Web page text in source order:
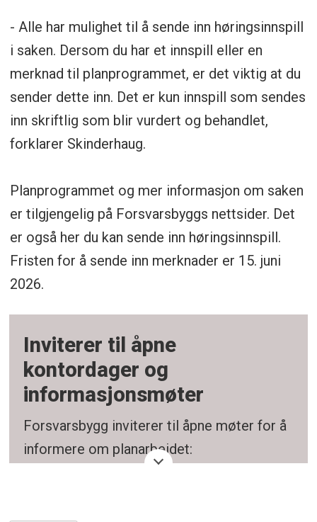
- Alle har mulighet til å sende inn høringsinnspill
i saken. Dersom du har et innspill eller en
merknad til planprogrammet, er det viktig at du
sender dette inn. Det er kun innspill som sendes
inn skriftlig som blir vurdert og behandlet,
forklarer Skinderhaug.
Planprogrammet og mer informasjon om saken
er tilgjengelig på Forsvarsbyggs nettsider. Det
er også her du kan sende inn høringsinnspill.
Fristen for å sende inn merknader er 15. juni
2026.
Inviterer til åpne
kontordager og
informasjonsmøter
Forsvarsbygg inviterer til åpne møter for å
informere om planarbeidet: